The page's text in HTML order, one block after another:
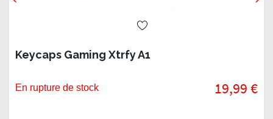
Keycaps Gaming Xtrfy A1
En rupture de stock 19,99 €